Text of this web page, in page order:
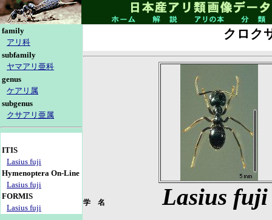
family
アリ科
subfamily
ヤマアリ亜科
genus
ケアリ属
subgenus
クサアリ亜属
ITIS
Lasius fuji
Hymenoptera On-Line
Lasius fuji
FORMIS
Lasius fuji
クロク
学 名 Lasius fuji